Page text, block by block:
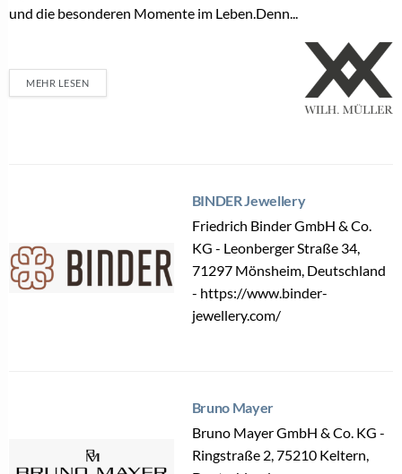
und die besonderen Momente im Leben.Denn...
MEHR LESEN
BINDER Jewellery
Friedrich Binder GmbH & Co.
KG - Leonberger Straße 34,
71297 Mönsheim, Deutschland
- https://www.binder-
jewellery.com/
Bruno Mayer
Bruno Mayer GmbH & Co. KG -
Ringstraße 2, 75210 Keltern,